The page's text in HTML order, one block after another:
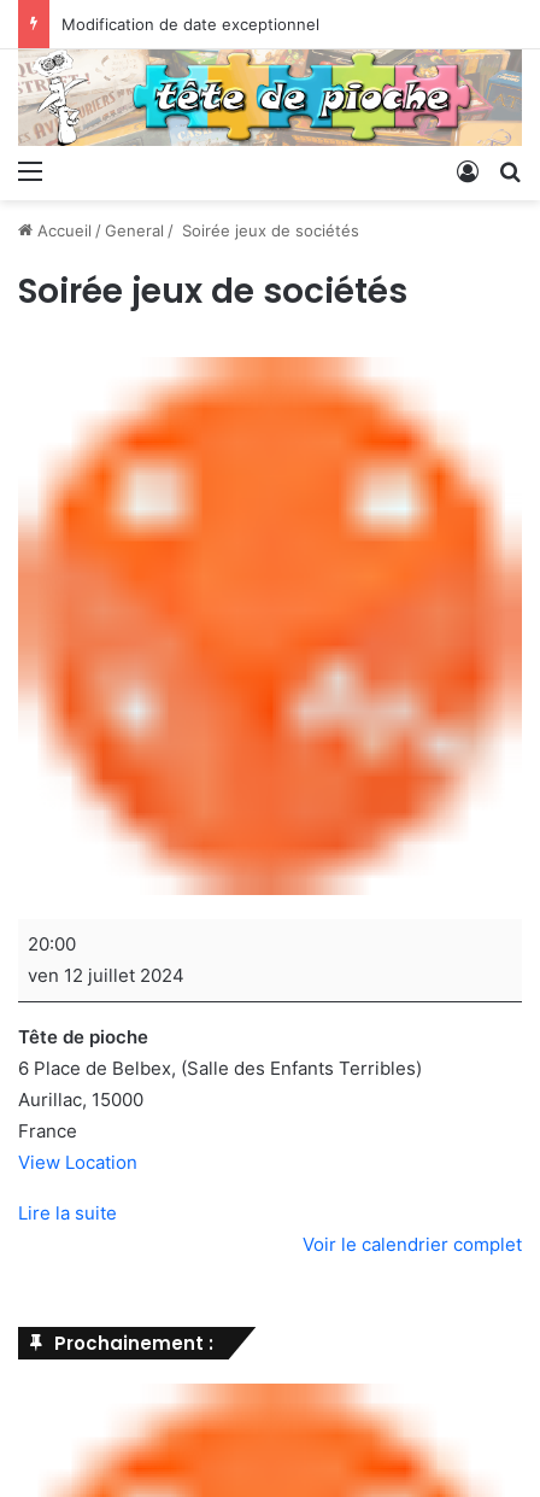
Modification de date exceptionnel
Menu
Accueil /General / Soirée jeux de sociétés
Soirée jeux de sociétés
Soirée
de
sociétés
20:00
ven 12 juillet 2024
Tête de pioche
6 Place de Belbex (Salle des Enfants Terribles)
Aurillac, 15000
France
View Location
Lire la suite
Voir le calendrier complet
Prochainement :